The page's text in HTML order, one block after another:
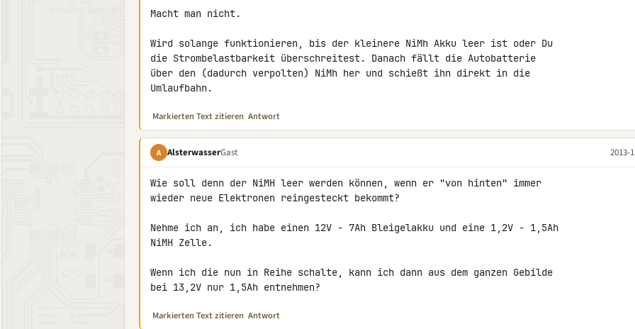
Macht man nicht.
Wird solange funktionieren, bis der kleinere NiMh Akku leer ist oder Du
die Strombelastbarkeit überschreitest. Danach fällt die Autobatterie
über den (dadurch verpolten) NiMh her und schießt ihn direkt in die
Umlaufbahn.
Markierten Text zitieren Antwort
A AlsterwasserGast 2013-
Wie soll denn der NiMH leer werden können, wenn er "von hinten" immer
wieder neue Elektronen reingesteckt bekommt?
Nehme ich an, ich habe einen 12V - 7Ah Bleigelakku und eine 1,2V - 1,5Ah
NiMH Zelle.
Wenn ich die nun in Reihe schalte, kann ich dann aus dem ganzen Gebilde
bei 13,2V nur 1,5Ah entnehmen?
Markierten Text zitieren Antwort